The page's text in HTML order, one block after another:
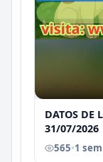
DATOS DE
31/07/2026
565•1 sem